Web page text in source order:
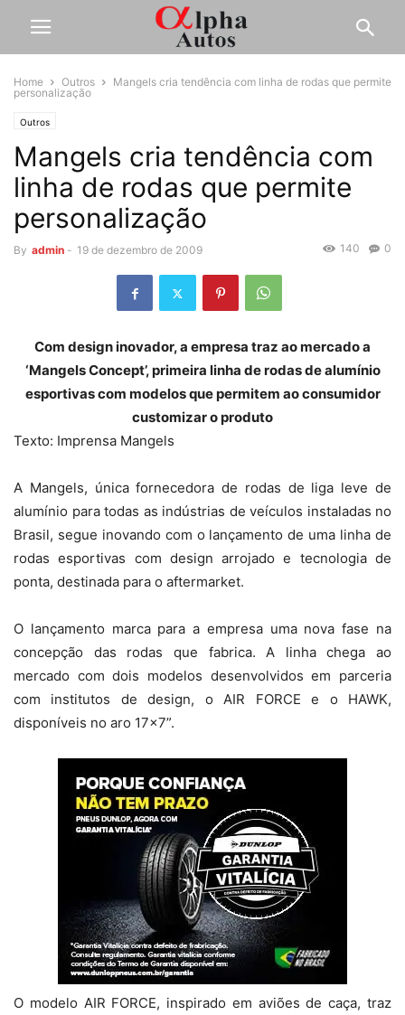
Home Outros
Mangels cria tendência com linha de rodas que permite
personalização
Outros
Mangels cria tendência com
linha de rodas que permite
personalização
By admin - 19 de dezembro de 2009 0
140
Com design inovador, a empresa traz ao mercado a
‘Mangels Concept’, primeira linha de rodas de alumínio
esportivas com modelos que permitem ao consumidor
customizar o produto
Texto: Imprensa Mangels
A Mangels, única fornecedora de rodas de liga leve de
alumínio para todas as indústrias de veículos instaladas no
Brasil, segue inovando com o lançamento de uma linha de
rodas esportivas com design arrojado e tecnologia de
ponta, destinada para o aftermarket.
O lançamento marca para a empresa uma nova fase na
concepção das rodas que fabrica. A linha chega ao
mercado com dois modelos desenvolvidos em parceria
com institutos de design, o AIR FORCE e o HAWK,
disponíveis no aro 17×7”.
O modelo AIR FORCE, inspirado em aviões de caça, traz